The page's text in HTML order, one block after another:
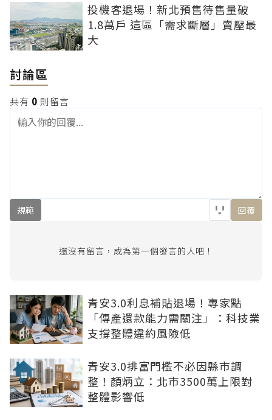
投機客退場！新北預售待售量破
1.8萬戶 這區「需求斷層」賣壓最
大
討論區
共有 0 則留言
規範 回覆
還沒有留言，成為第一個發言的人吧！
青安3.0利息補貼退場！專家點
「傳產還款能力需關注」：科技業
支撐整體違約風險低
青安3.0排富門檻不必因縣市調
整！顏炳立：北市3500萬上限對
整體影響低